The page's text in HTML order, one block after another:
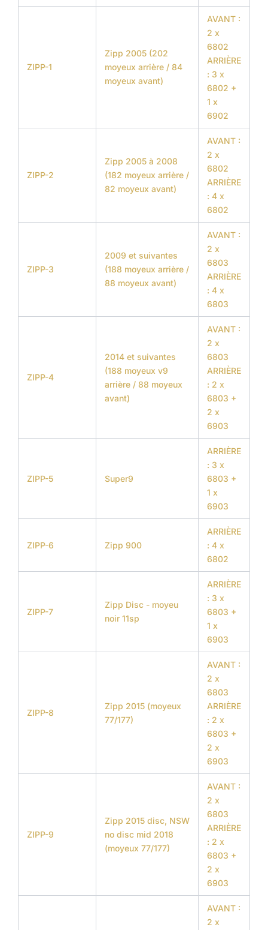
ZIPP-1
Zipp 2005 (202
moyeux arrière / 84
moyeux avant)
AVANT :
2 x
6802
ARRIÈRE
: 3 x
6802 +
1 x
6902
ZIPP-2
Zipp 2005 à 2008
(182 moyeux arrière /
82 moyeux avant)
AVANT :
2 x
6802
ARRIÈRE
: 4 x
6802
ZIPP-3
2009 et suivantes
(188 moyeux arrière /
88 moyeux avant)
AVANT :
2 x
6803
ARRIÈRE
: 4 x
6803
ZIPP-4
2014 et suivantes
(188 moyeux v9
arrière / 88 moyeux
avant)
AVANT :
2 x
6803
ARRIÈRE
: 2 x
6803 +
2 x
6903
ZIPP-5 Super9
ARRIÈRE
: 3 x
6803 +
1 x
6903
ZIPP-6 Zipp 900
ARRIÈRE
: 4 x
6802
ZIPP-7
Zipp Disc - moyeu
noir 11sp
ARRIÈRE
: 3 x
6803 +
1 x
6903
ZIPP-8
Zipp 2015 (moyeux
77/177)
AVANT :
2 x
6803
ARRIÈRE
: 2 x
6803 +
2 x
6903
ZIPP-9
Zipp 2015 disc, NSW
no disc mid 2018
(moyeux 77/177)
AVANT :
2 x
6803
ARRIÈRE
: 2 x
6803 +
2 x
6903
AVANT :
2 x